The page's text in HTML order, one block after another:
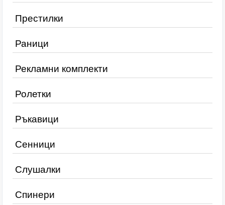
Престилки
Раници
Рекламни комплекти
Ролетки
Ръкавици
Сенници
Слушалки
Спинери